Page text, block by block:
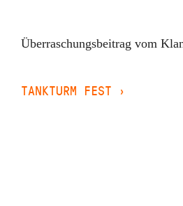
Überraschungsbeitrag vom
TANKTURM FEST ›